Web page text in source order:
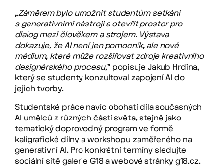
„Záměrem bylo umožnit studentům setkání
s generativními nástroji a otevřít prostor pro
dialog mezi člověkem a strojem. Výstava
dokazuje, že AI není jen pomocník, ale nové
médium, které může rozšiřovat zdroje kreativního
designérského procesu,” popisuje Jakub Hrdina,
který se studenty konzultoval zapojení AI do
jejich tvorby.
Studentské práce navíc obohatí díla současných
AI umělců z různých částí světa, stejně jako
tematický doprovodný program ve formě
kaligrafické dílny a workshopu zaměřeného na
generativní AI. Pro konkrétní termíny sledujte
sociální sítě galerie G18 a webové stránky g18.cz.